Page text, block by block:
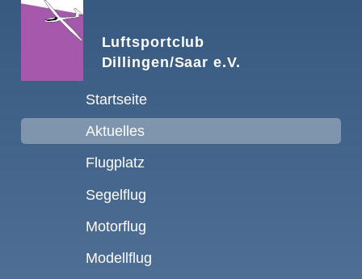
Luftsportclub
Dillingen/Saar e.V.
Startseite
Aktuelles
Flugplatz
Segelflug
Motorflug
Modellflug